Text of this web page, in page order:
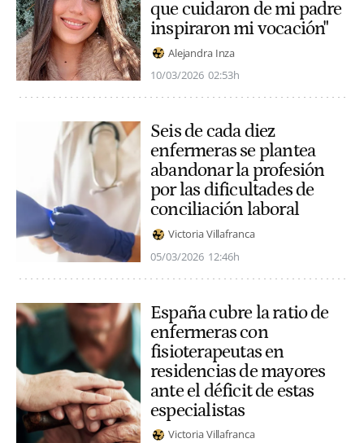
que cuidaron de mi padre
inspiraron mi vocación"
Alejandra Inza
10/03/2026 02:53h
Seis de cada diez
enfermeras se plantea
abandonar la profesión
por las dificultades de
conciliación laboral
Victoria Villafranca
05/03/2026 12:46h
España cubre la ratio de
enfermeras con
fisioterapeutas en
residencias de mayores
ante el déficit de estas
especialistas
Victoria Villafranca